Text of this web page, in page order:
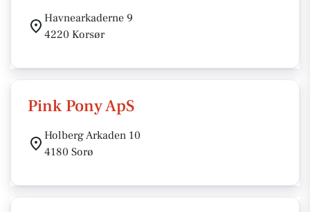
Havnearkaderne 9
4220 Korsør
Pink Pony ApS
Holberg Arkaden 10
4180 Sorø